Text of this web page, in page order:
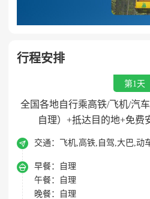
行程安排
第1天
全国各地自行乘高铁/飞机/汽
自理）+抵达目的地+免
 交通： 飞机,高铁,自驾,大巴,动
 早餐：
自理
午餐：
自理
晚餐：
自理